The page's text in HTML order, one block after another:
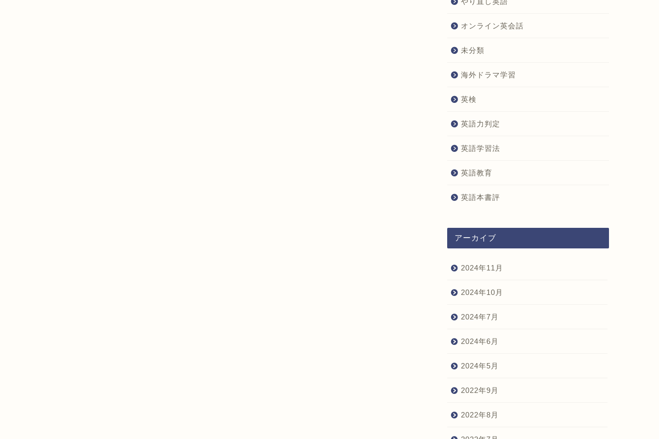
オンライン英会話
未分類
海外ドラマ学習
英検
英語力判定
英語学習法
英語教育
英語本書評
アーカイブ
2024年11月
2024年10月
2024年7月
2024年6月
2024年5月
2022年9月
2022年8月